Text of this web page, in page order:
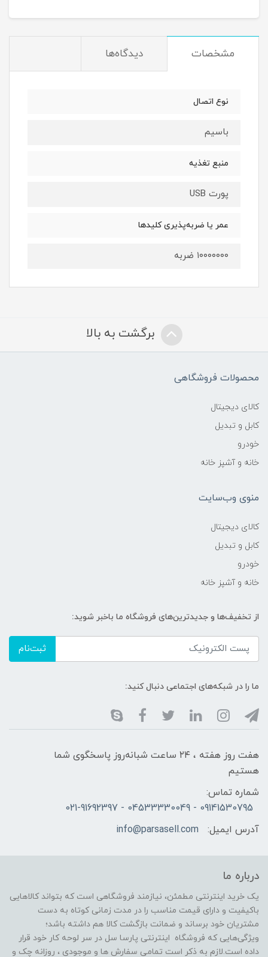
مشخصات دیدگاه‌ها
نوع اتصال
باسیم
منبع تغذیه
پورت USB
عمر یا ضربه‌پذیری کلیدها
۱۰۰۰۰۰۰۰ ضربه
برگشت به بالا
محصولات فروشگاهی
کالای دیجیتال
کابل و تبدیل
خودرو
خانه و آشپز خانه
منوی وب‌سایت
کالای دیجیتال
کابل و تبدیل
خودرو
خانه و آشپز خانه
از تخفیف‌ها و جدیدترین‌های فروشگاه ما باخبر شوید:
ثبت‌نام
ما را در شبکه‌های اجتماعی دنبال کنید:
هفت روز هفته ، ۲۴ ساعت شبانه‌روز پاسخگوی شما
هستیم
شماره تماس:
09141530795 - 04533330049 - 021-91692397
آدرس ایمیل:
info@parsasell.com
درباره ما
یک خرید اینترنتی مطمئن، نیازمند فروشگاهی است که بتواند کالاهایی
باکیفیت و دارای قیمت مناسب را در مدت زمانی کوتاه به دست
مشتریان خود برساند و ضمانت بازگشت کالا هم داشته باشد؛
ویژگی‌هایی که فروشگاه اینترنتی پارسا سل در سر لوحه کار خود قرار
داده است.لازم به ذکر است تمامی سفارش ها و موجودی ، روزانه چک و